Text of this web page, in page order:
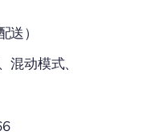
送）
混动模式、